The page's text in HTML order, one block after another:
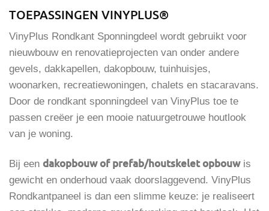
TOEPASSINGEN VINYPLUS®
VinyPlus Rondkant Sponningdeel wordt gebruikt voor
nieuwbouw en renovatieprojecten van onder andere
gevels, dakkapellen, dakopbouw, tuinhuisjes,
woonarken, recreatiewoningen, chalets en stacaravans.
Door de rondkant sponningdeel van VinyPlus toe te
passen creëer je een mooie natuurgetrouwe houtlook
van je woning.
Bij een dakopbouw of prefab/houtskelet opbouwis
gewicht en onderhoud vaak doorslaggevend. VinyPlus
Rondkantpaneel is dan een slimme keuze: je realiseert